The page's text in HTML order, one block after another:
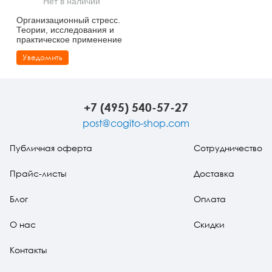
Сказкотерапия
Другие направления психотерапии
Психофизиология
Социальная психология
Учебная литература
Классический и юнгианский психоанализ
Организационный стресс.
Теории, исследования и
практическое применение
Уведомить
+7 (495) 540-57-27
post@cogito-shop.com
Публичная оферта
Прайс-листы
Блог
О нас
Контакты
Сотрудничество
Доставка
Оплата
Скидки